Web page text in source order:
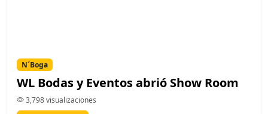
N´Boga
WL Bodas y Eventos abrió Show Room
3,798 visualizaciones